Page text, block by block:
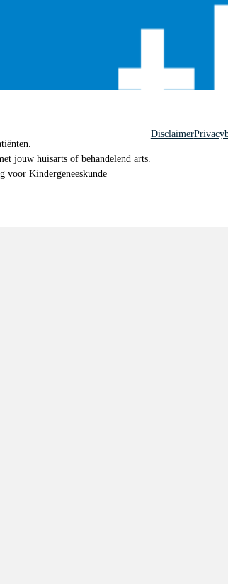
jouw huisarts of behandelend arts.
voor Kindergeneeskunde
Disclaimer